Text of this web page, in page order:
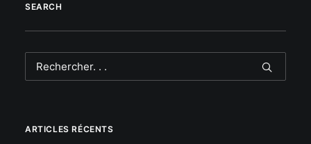
SEARCH
ARTICLES RÉCENTS